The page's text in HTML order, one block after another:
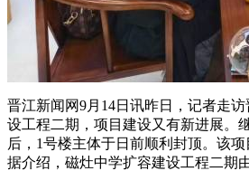
晋江新闻网9月14日讯昨日，记者走
设工程二期，项目建设又有新进展。
后，1号楼主体于日前顺利封顶。该项
据介绍，磁灶中学扩容建设工程二期